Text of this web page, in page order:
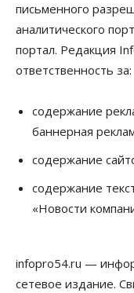
письменного
аналитического
портал. Редакция
ответственность за:
содержание
баннерная
содержание
содержание
«Новости
infopro54.ru —
сетевое издание.